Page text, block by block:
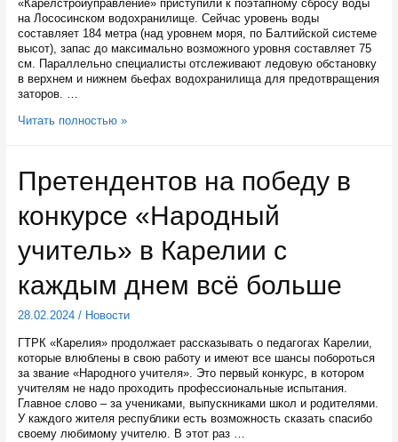
«Карелстройуправление» приступили к поэтапному сбросу воды
на Лососинском водохранилище. Сейчас уровень воды
составляет 184 метра (над уровнем моря, по Балтийской системе
высот), запас до максимально возможного уровня составляет 75
см. Параллельно специалисты отслеживают ледовую обстановку
в верхнем и нижнем бьефах водохранилища для предотвращения
заторов. …
Специалисты
уровнем
воды
на
плотине
Петрозаводске
Читать полностью »
Претендентов на победу в
конкурсе «Народный
учитель» в Карелии с
каждым днем всё больше
28.02.2024/ Новости
ГТРК «Карелия» продолжает рассказывать о педагогах Карелии,
которые влюблены в свою работу и имеют все шансы побороться
за звание «Народного учителя». Это первый конкурс, в котором
учителям не надо проходить профессиональные испытания.
Главное слово – за учениками, выпускниками школ и родителями.
У каждого жителя республики есть возможность сказать спасибо
своему любимому учителю. В этот раз …